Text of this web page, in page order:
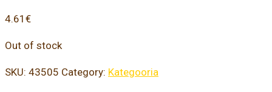
4.61 €
Out of stock
SKU: 43505 Category: Kategooria